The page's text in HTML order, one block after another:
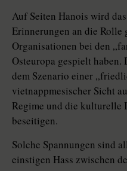
Auf Seiten Hanois wird
Erinnerungen an die Rolle
Organisationen bei den
Osteuropa gespielt
dem Szenario einer
vietnappmesischer Sicht
Regime und die kulturelle
beseitigen.
Solche Spannungen sind
einstigen Hass zwischen